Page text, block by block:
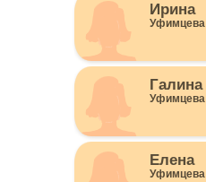
Ирина
Уфимцева
Галина
Уфимцева
Елена
Уфимцева